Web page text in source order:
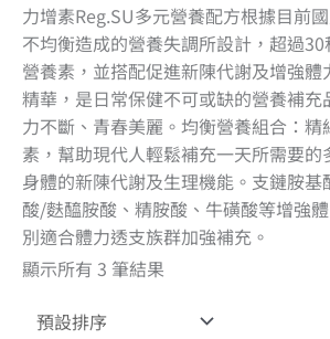
力增素Reg.SU多元營養配方根據目前
不均衡造成的營養失調所設計，超過
營養素，並搭配促進新陳代謝及增強體
精華，是日常保健不可或缺的營養補充
力不斷、青春美麗。均衡營養組合：精
素，幫助現代人輕鬆補充一天所需要
身體的新陳代謝及生理機能。支鏈胺基
酸/麩醯胺酸、精胺酸、牛磺酸等增強
別適合體力透支族群加強補充。
顯示所有 3 筆結果